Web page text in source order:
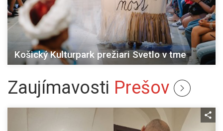
Košický Kulturpark prežiari Svetlo v tme
Zaujímavosti Prešov